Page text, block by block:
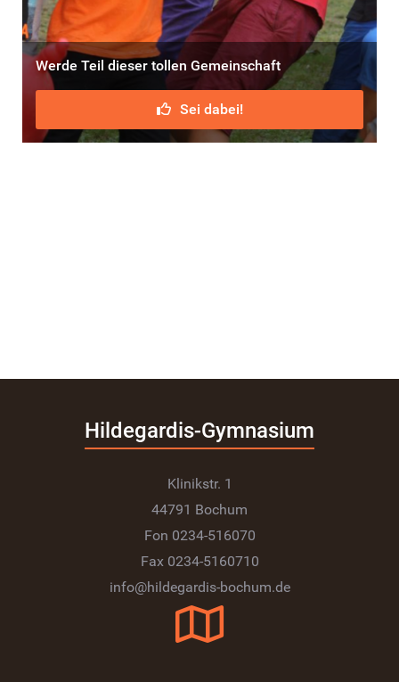
Werde Teil dieser tollen Gemeinschaft
Sei dabei!
Hildegardis-Gymnasium
Klinikstr. 1
44791 Bochum
Fon 0234-516070
Fax 0234-5160710
info@hildegardis-bochum.de